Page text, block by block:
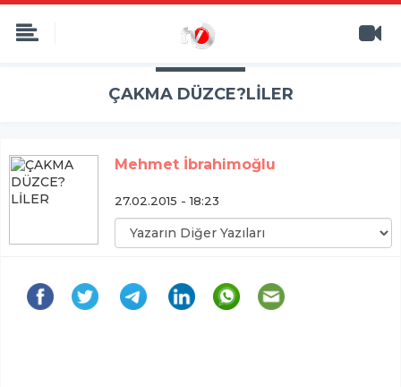
ÇAKMA DÜZCE?LİLER
Mehmet İbrahimoğlu
27.02.2015 - 18:23